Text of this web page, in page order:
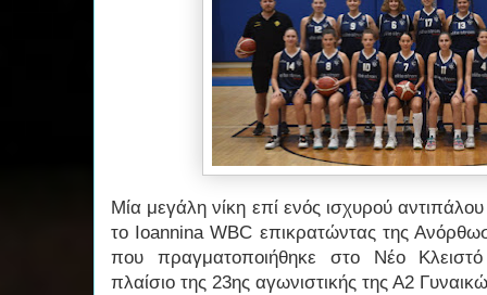
Μία μεγάλη νίκη επί ενός ισχυρού
το Ioannina WBC επικρατώντας της
που πραγματοποιήθηκε στο Νέο
πλαίσιο της 23ης αγωνιστικής της Α2